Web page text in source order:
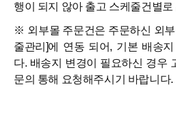
행이 되지 않아 출고 스케줄건별
※ 외부몰 주문건은 주문하신 외부
줄관리]에 연동 되어, 기본 배송
다. 배송지 변경이 필요하신 경우
문의 통해 요청해주시기 바랍니다.